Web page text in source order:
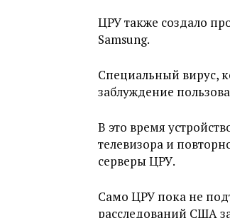
ЦРУ также создало
Samsung.
Специальный вирус,
заблуждение
В это время
телевизора и
серверы ЦРУ.
Само ЦРУ пока не
расследований США